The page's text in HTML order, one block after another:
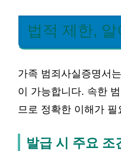
법적 제한,
가족 범죄사실증명서
이 가능합니다. 속한
므로 정확한 이해가 필
발급 시 주요 조